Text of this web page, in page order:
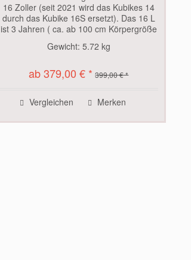
16 Zoller (seit 2021 wird das Kubikes 14
durch das Kubike 16S ersetzt). Das 16 L
ist 3 Jahren ( ca. ab 100 cm Körpergröße
nur minimal schwerer als das Kania...
Gewicht: 5.72 kg
ab 379,00 € * 399,00 € *
Vergleichen Merken